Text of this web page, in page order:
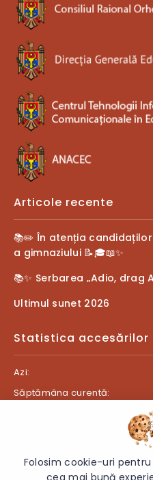
Articole recente
📚✏️ În atenția
a gimnaziului 📝🎓📖✨
📚✨ Serbarea „Adio, drag
Ultimul sunet 2026
Statistica accesărilor
Azi:
Săptămâna curentă:
Folosim cookie-uri
cea mai bună